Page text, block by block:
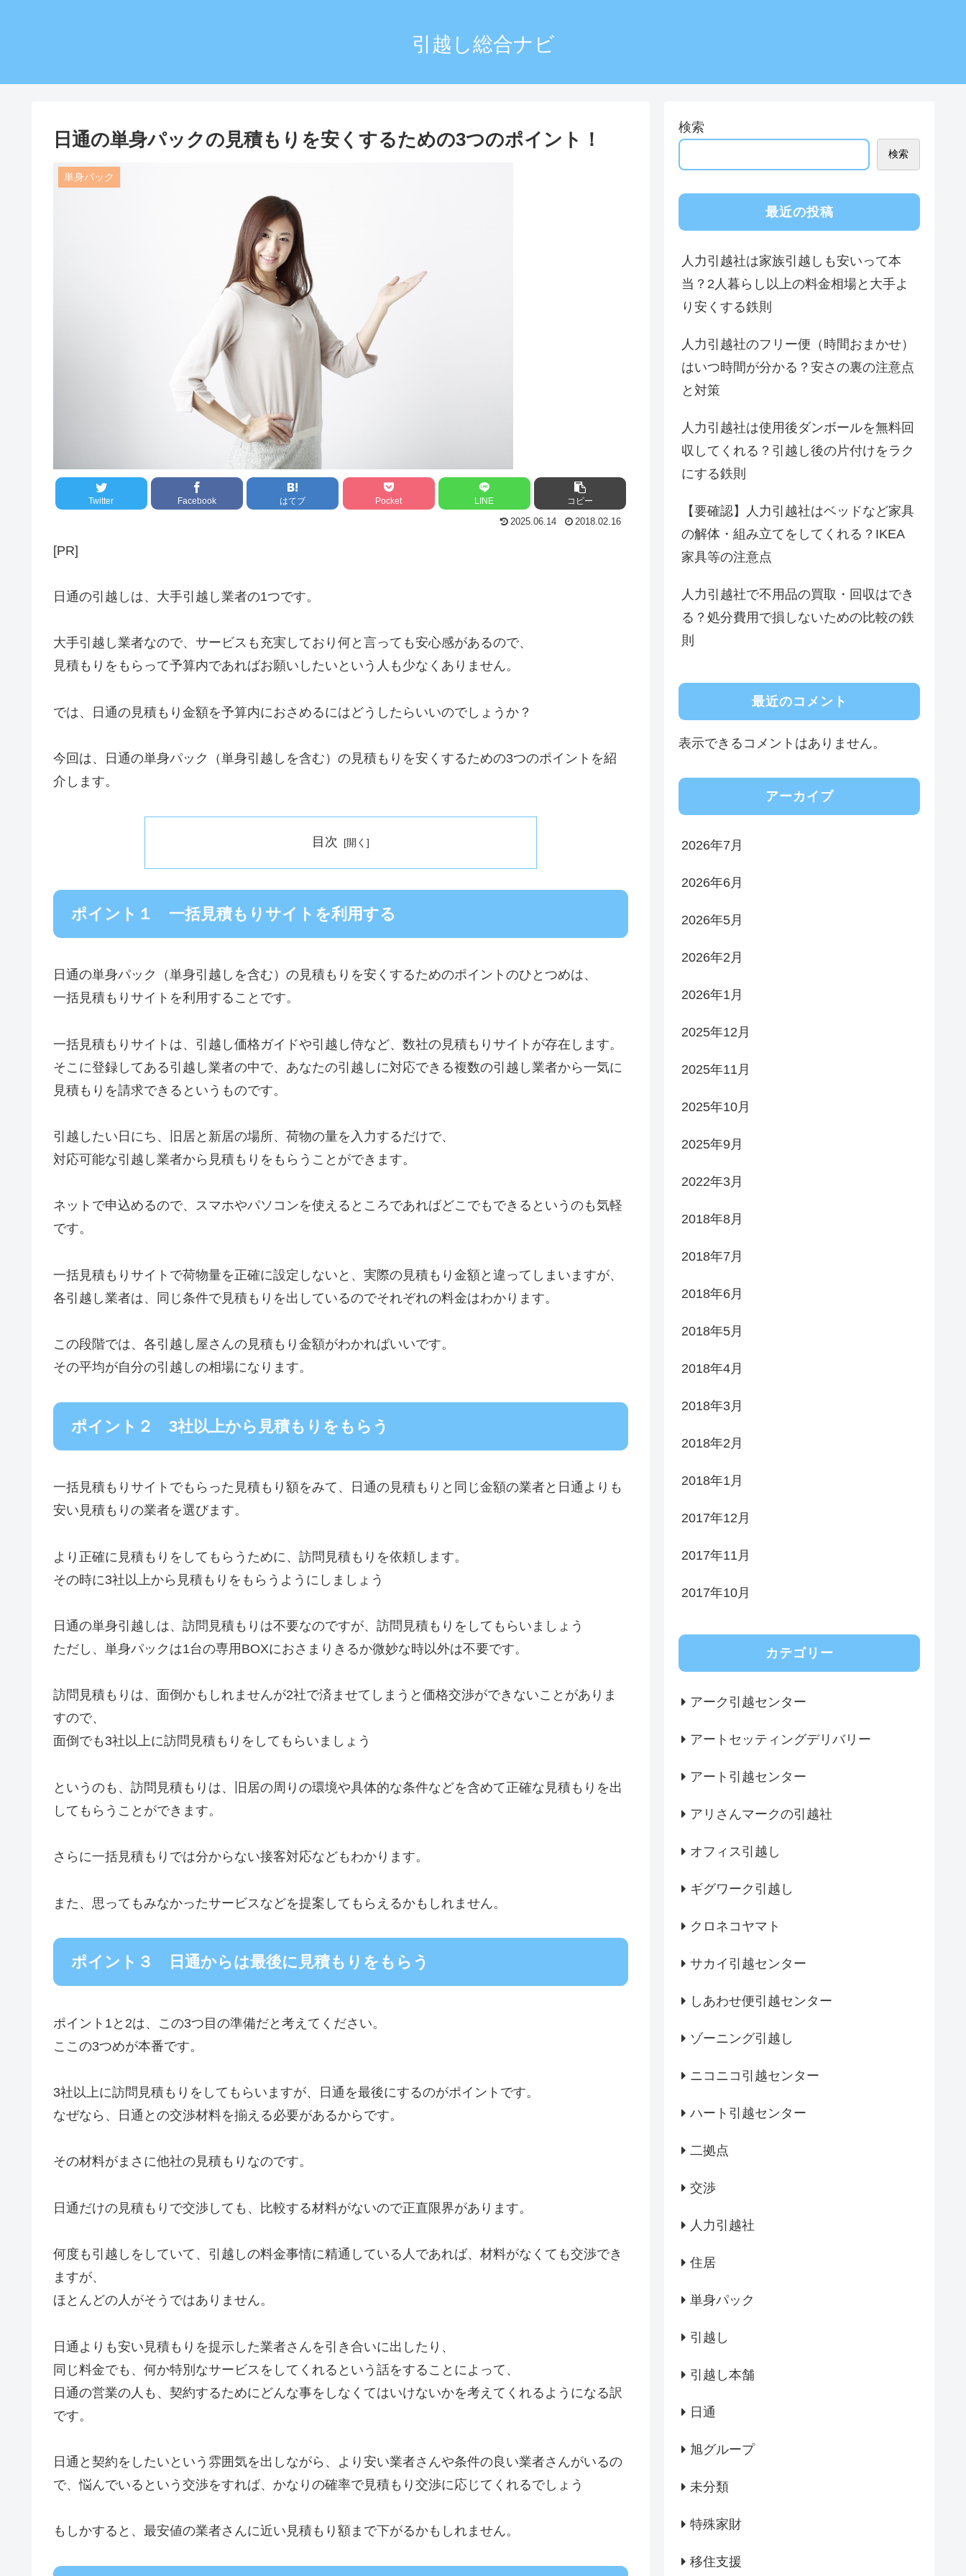
引越し総合ナビ
日通の単身パックの見積もりを安くするための3つのポイント！
単身パック
Twitter Facebook はてブ Pocket LINE コピー
2025.06.14 2018.02.16
[PR]
日通の引越しは、大手引越し業者の1つです。
大手引越し業者なので、サービスも充実しており何と言っても安心感があるので、
見積もりをもらって予算内であればお願いしたいという人も少なくありません。
では、日通の見積もり金額を予算内におさめるにはどうしたらいいのでしょうか？
今回は、日通の単身パック（単身引越しを含む）の見積もりを安くするための3つのポイントを紹
介します。
目次
ポイント１ 一括見積もりサイトを利用する
日通の単身パック（単身引越しを含む）の見積もりを安くするためのポイントのひとつめは、
一括見積もりサイトを利用することです。
一括見積もりサイトは、引越し価格ガイドや引越し侍など、数社の見積もりサイトが存在します。
そこに登録してある引越し業者の中で、あなたの引越しに対応できる複数の引越し業者から一気に
見積もりを請求できるというものです。
引越したい日にち、旧居と新居の場所、荷物の量を入力するだけで、
対応可能な引越し業者から見積もりをもらうことができます。
ネットで申込めるので、スマホやパソコンを使えるところであればどこでもできるというのも気軽
です。
一括見積もりサイトで荷物量を正確に設定しないと、実際の見積もり金額と違ってしまいますが、
各引越し業者は、同じ条件で見積もりを出しているのでそれぞれの料金はわかります。
この段階では、各引越し屋さんの見積もり金額がわかればいいです。
その平均が自分の引越しの相場になります。
ポイント２ 3社以上から見積もりをもらう
一括見積もりサイトでもらった見積もり額をみて、日通の見積もりと同じ金額の業者と日通よりも
安い見積もりの業者を選びます。
より正確に見積もりをしてもらうために、訪問見積もりを依頼します。
その時に3社以上から見積もりをもらうようにしましょう
日通の単身引越しは、訪問見積もりは不要なのですが、訪問見積もりをしてもらいましょう
ただし、単身パックは1台の専用BOXにおさまりきるか微妙な時以外は不要です。
訪問見積もりは、面倒かもしれませんが2社で済ませてしまうと価格交渉ができないことがありま
すので、
面倒でも3社以上に訪問見積もりをしてもらいましょう
というのも、訪問見積もりは、旧居の周りの環境や具体的な条件などを含めて正確な見積もりを出
してもらうことができます。
さらに一括見積もりでは分からない接客対応などもわかります。
また、思ってもみなかったサービスなどを提案してもらえるかもしれません。
ポイント３ 日通からは最後に見積もりをもらう
ポイント1と2は、この3つ目の準備だと考えてください。
ここの3つめが本番です。
3社以上に訪問見積もりをしてもらいますが、日通を最後にするのがポイントです。
なぜなら、日通との交渉材料を揃える必要があるからです。
その材料がまさに他社の見積もりなのです。
日通だけの見積もりで交渉しても、比較する材料がないので正直限界があります。
何度も引越しをしていて、引越しの料金事情に精通している人であれば、材料がなくても交渉でき
ますが、
ほとんどの人がそうではありません。
日通よりも安い見積もりを提示した業者さんを引き合いに出したり、
同じ料金でも、何か特別なサービスをしてくれるという話をすることによって、
日通の営業の人も、契約するためにどんな事をしなくてはいけないかを考えてくれるようになる訳
です。
日通と契約をしたいという雰囲気を出しながら、より安い業者さんや条件の良い業者さんがいるの
で、悩んでいるという交渉をすれば、かなりの確率で見積もり交渉に応じてくれるでしょう
もしかすると、最安値の業者さんに近い見積もり額まで下がるかもしれません。
検索
検索
最近の投稿
人力引越社は家族引越しも安いって本
当？2人暮らし以上の料金相場と大手よ
り安くする鉄則
人力引越社のフリー便（時間おまかせ）
はいつ時間が分かる？安さの裏の注意点
と対策
人力引越社は使用後ダンボールを無料回
収してくれる？引越し後の片付けをラク
にする鉄則
【要確認】人力引越社はベッドなど家具
の解体・組み立てをしてくれる？IKEA
家具等の注意点
人力引越社で不用品の買取・回収はでき
る？処分費用で損しないための比較の鉄
則
最近のコメント
表示できるコメントはありません。
アーカイブ
2026年7月
2026年6月
2026年5月
2026年2月
2026年1月
2025年12月
2025年11月
2025年10月
2025年9月
2022年3月
2018年8月
2018年7月
2018年6月
2018年5月
2018年4月
2018年3月
2018年2月
2018年1月
2017年12月
2017年11月
2017年10月
カテゴリー
アーク引越センター
アートセッティングデリバリー
アート引越センター
アリさんマークの引越社
オフィス引越し
ギグワーク引越し
クロネコヤマト
サカイ引越センター
しあわせ便引越センター
ゾーニング引越し
ニコニコ引越センター
ハート引越センター
二拠点
交渉
人力引越社
住居
単身パック
引越し
引越し本舗
日通
旭グループ
未分類
特殊家財
移住支援